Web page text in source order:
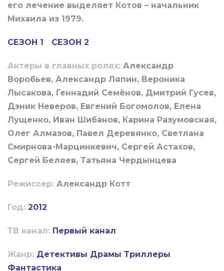
его лечение выделяет Котов – начальник
Михаила из 1979.
СЕЗОН 1 СЕЗОН 2
Актеры в главных ролях: Александр
Воробьев, Александр Ляпин, Вероника
Лысакова, Геннадий Семёнов, Дмитрий Гусев,
Дэник Неверов, Евгений Богомолов, Елена
Лущенко, Иван Шибанов, Карина Разумовская,
Олег Алмазов, Павел Деревянко, Светлана
Смирнова-Марцинкевич, Сергей Астахов,
Сергей Беляев, Татьяна Чердынцева
Режиссер: Александр Котт
Год: 2012
ТВ канал: Первый канал
Жанр: Детективы Драмы Триллеры
Фантастика